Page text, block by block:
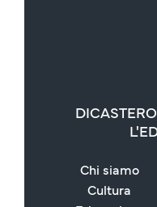
Chi siamo
Cultura